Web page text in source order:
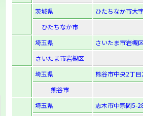
茨城県
ひたちなか市大
ひたちなか市
埼玉県
さいたま市岩槻
さいたま市岩槻区
埼玉県
熊谷市中央2丁
熊谷市
埼玉県
志木市中宗岡5-